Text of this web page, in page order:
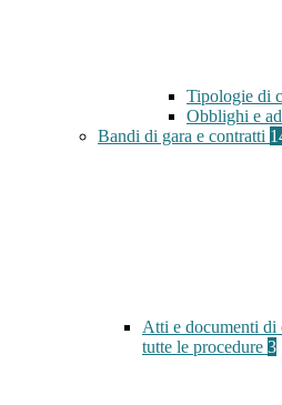
Tipologie di
Obblighi e
Bandi di gara e contratti
Atti e documenti di
tutte le procedure 3